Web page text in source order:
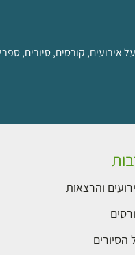
אירועים, קורסים, סיורים,
והרצאות
הסיורים